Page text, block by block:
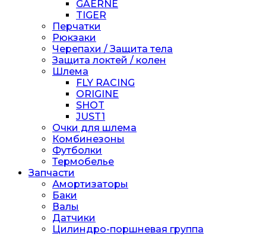
GAERNE
TIGER
Перчатки
Рюкзаки
Черепахи / Защита тела
Защита локтей / колен
Шлема
FLY RACING
ORIGINE
SHOT
JUST1
Очки для шлема
Комбинезоны
Футболки
Термобелье
Запчасти
Амортизаторы
Баки
Валы
Датчики
Цилиндро-поршневая группа